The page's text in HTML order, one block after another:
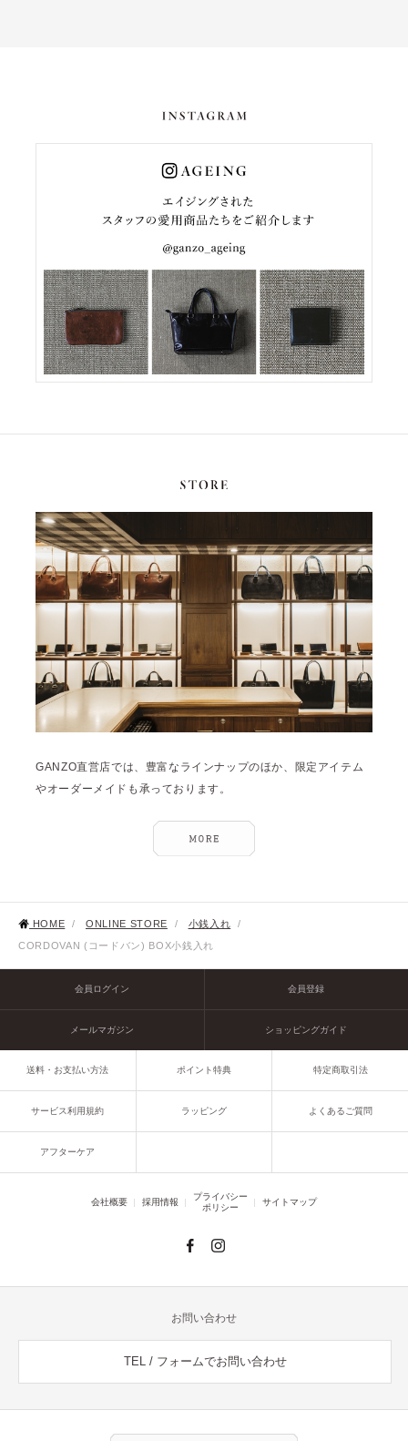
GANZO直営店では、豊富なラインナップのほか、限定アイテム
やオーダーメイドも承っております。
HOME / ONLINE STORE / 小銭入れ
/
CORDOVAN (コードバン) BOX小銭入れ
会員ログイン 会員登録
メールマガジン ショッピングガイド
送料・お支払い方法 ポイント特典 特定商取引法
サービス利用規約 ラッピング よくあるご質問
アフターケア
会社概要 採用情報
プライバシー
ポリシー
サイトマップ
お問い合わせ
TEL / フォームでお問い合わせ